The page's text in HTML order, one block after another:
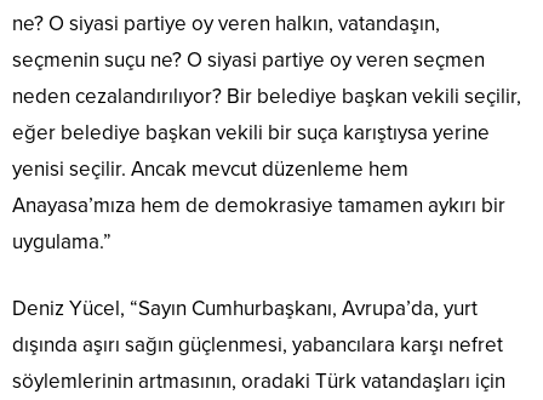
ne? O siyasi partiye oy veren halkın, vatandaşın,
seçmenin suçu ne? O siyasi partiye oy veren seçmen
neden cezalandırılıyor? Bir belediye başkan vekili seçilir,
eğer belediye başkan vekili bir suça karıştıysa yerine
yenisi seçilir. Ancak mevcut düzenleme hem
Anayasa’mıza hem de demokrasiye tamamen aykırı bir
uygulama.”
Deniz Yücel, “Sayın Cumhurbaşkanı, Avrupa’da, yurt
dışında aşırı sağın güçlenmesi, yabancılara karşı nefret
söylemlerinin artmasının, oradaki Türk vatandaşları için